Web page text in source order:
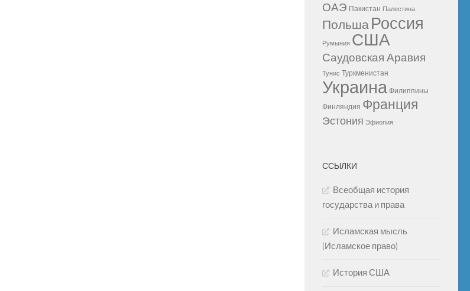
ОАЭ Пакистан Палестина
Польша Россия
Румыния США
Саудовская Аравия
Тунис Туркменистан
Украина Филиппины
Финляндия Франция
Эстония Эфиопия
ССЫЛКИ
Всеобщая история
государства и права
Исламская мысль
(Исламское право)
История США